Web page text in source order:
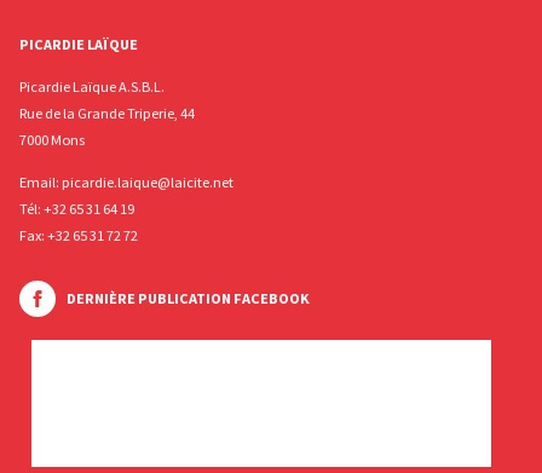
PICARDIE LAÏQUE
Picardie Laïque A.S.B.L.
Rue de la Grande Triperie, 44
7000 Mons
Email: picardie.laique@laicite.net
Tél: +32 65 31 64 19
Fax: +32 65 31 72 72
DERNIÈRE PUBLICATION FACEBOOK